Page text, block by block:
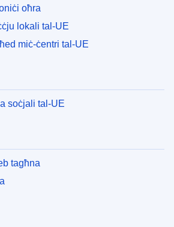
oħra
lokali tal-UE
miċ-ċentri tal-UE
soċjali tal-UE
tagħna